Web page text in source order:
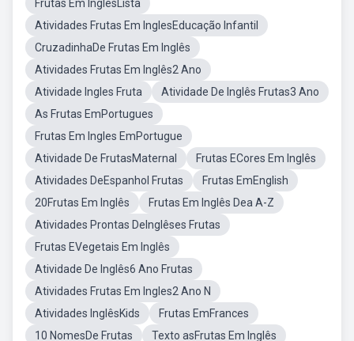
Frutas Em InglêsLista
Atividades Frutas Em InglesEducação Infantil
CruzadinhaDe Frutas Em Inglês
Atividades Frutas Em Inglês2 Ano
Atividade Ingles Fruta
Atividade De Inglês Frutas3 Ano
As Frutas EmPortugues
Frutas Em Ingles EmPortugue
Atividade De FrutasMaternal
Frutas ECores Em Inglês
Atividades DeEspanhol Frutas
Frutas EmEnglish
20Frutas Em Inglês
Frutas Em Inglês Dea A-Z
Atividades Prontas DeInglêses Frutas
Frutas EVegetais Em Inglês
Atividade De Inglês6 Ano Frutas
Atividades Frutas Em Ingles2 Ano N
Atividades InglêsKids
Frutas EmFrances
10 NomesDe Frutas
Texto asFrutas Em Inglês